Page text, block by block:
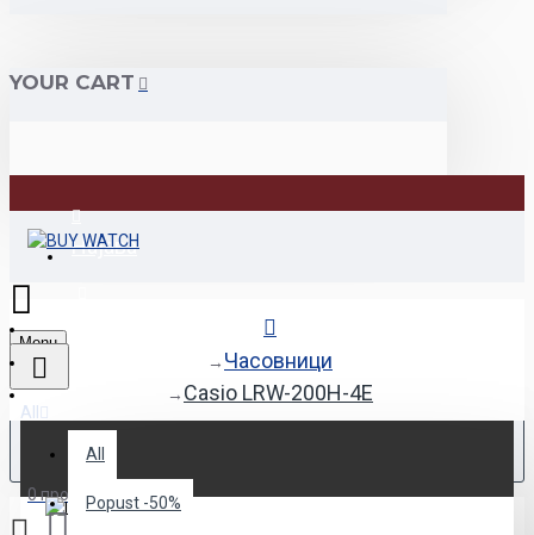
YOUR CART
Најава
Menu
All
All
Popust -50%
0 продукт(и) - 0den
Часовници
Casio LRW-200H-4E